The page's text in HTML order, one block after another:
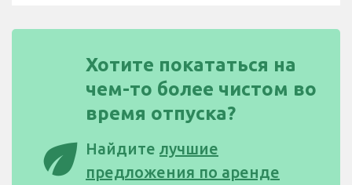
eco
Хотите покататься на
чем-то более чистом во
время отпуска?
Найдите лучшие
предложения по аренде